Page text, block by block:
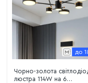
Чорно-золота
люстра 114W на 6